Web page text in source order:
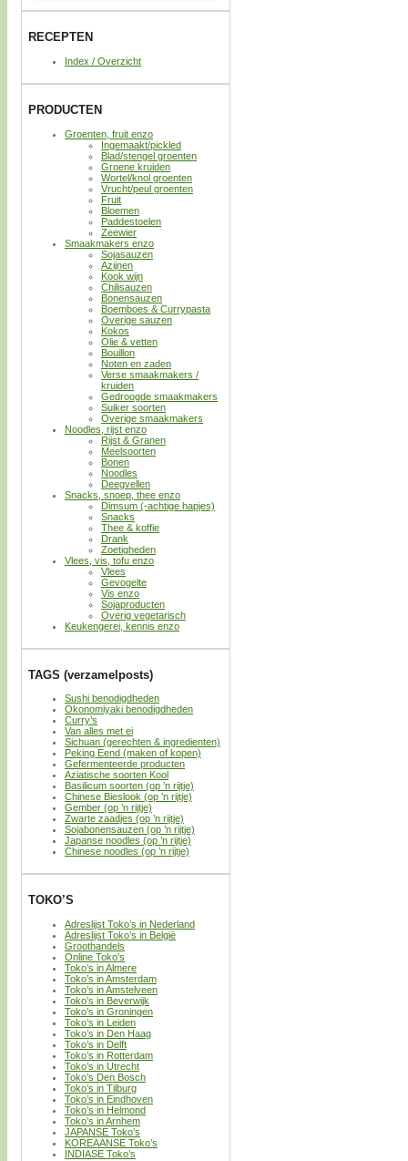
RECEPTEN
Index / Overzicht
PRODUCTEN
Groenten, fruit enzo
Ingemaakt/pickled
Blad/stengel groenten
Groene kruiden
Wortel/knol groenten
Vrucht/peul groenten
Fruit
Bloemen
Paddestoelen
Zeewier
Smaakmakers enzo
Sojasauzen
Azijnen
Kook wijn
Chilisauzen
Bonensauzen
Boemboes & Currypasta
Overige sauzen
Kokos
Olie & vetten
Bouillon
Noten en zaden
Verse smaakmakers /
kruiden
Gedroogde smaakmakers
Suiker soorten
Overige smaakmakers
Noodles, rijst enzo
Rijst & Granen
Meelsoorten
Bonen
Noodles
Deegvellen
Snacks, snoep, thee enzo
Dimsum (-achtige hapjes)
Snacks
Thee & koffie
Drank
Zoetigheden
Vlees, vis, tofu enzo
Vlees
Gevogelte
Vis enzo
Sojaproducten
Overig vegetarisch
Keukengerei, kennis enzo
TAGS (verzamelposts)
Sushi benodigdheden
Okonomiyaki benodigdheden
Curry’s
Van alles met ei
Sichuan (gerechten & ingredienten)
Peking Eend (maken of kopen)
Gefermenteerde producten
Aziatische soorten Kool
Basilicum soorten (op ’n rijtje)
Chinese Bieslook (op ’n rijtje)
Gember (op ’n rijtje)
Zwarte zaadjes (op ’n rijtje)
Sojabonensauzen (op ’n rijtje)
Japanse noodles (op ’n rijtje)
Chinese noodles (op ’n rijtje)
TOKO’S
Adreslijst Toko’s in Nederland
Adreslijst Toko’s in België
Groothandels
Online Toko’s
Toko’s in Almere
Toko’s in Amsterdam
Toko’s in Amstelveen
Toko’s in Beverwijk
Toko’s in Groningen
Toko’s in Leiden
Toko’s in Den Haag
Toko’s in Delft
Toko’s in Rotterdam
Toko’s in Utrecht
Toko’s Den Bosch
Toko’s in Tilburg
Toko’s in Eindhoven
Toko’s in Helmond
Toko’s in Arnhem
JAPANSE Toko’s
KOREAANSE Toko’s
INDIASE Toko’s